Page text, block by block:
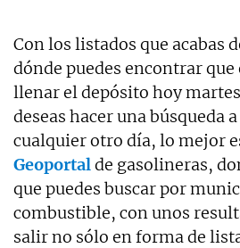
Con los listados que acabas
dónde puedes encontrar que
llenar el depósito hoy
deseas hacer una búsqueda
cualquier otro día, lo mejor
Geoportalde gasolineras,
que puedes buscar por
combustible, con unos
salir no sólo en forma de